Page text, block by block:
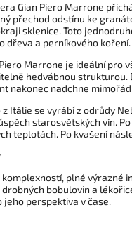
Gian Piero Marrone
přechod odstínu ke
sklenice. Toto
dřeva a perníkového koření.
Marrone je ideální pro
hedvábnou strukturou.
nakonec nadchne
z Itálie se vyrábí z odrůdy
starosvětských vín.
teplotách. Po kvašení
plné výrazné
bobulovin a
jeho perspektiva v čase.